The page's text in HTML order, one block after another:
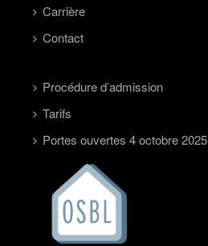
Carrière
Contact
Procédure d’admission
Tarifs
Portes ouvertes 4 octobre 2025